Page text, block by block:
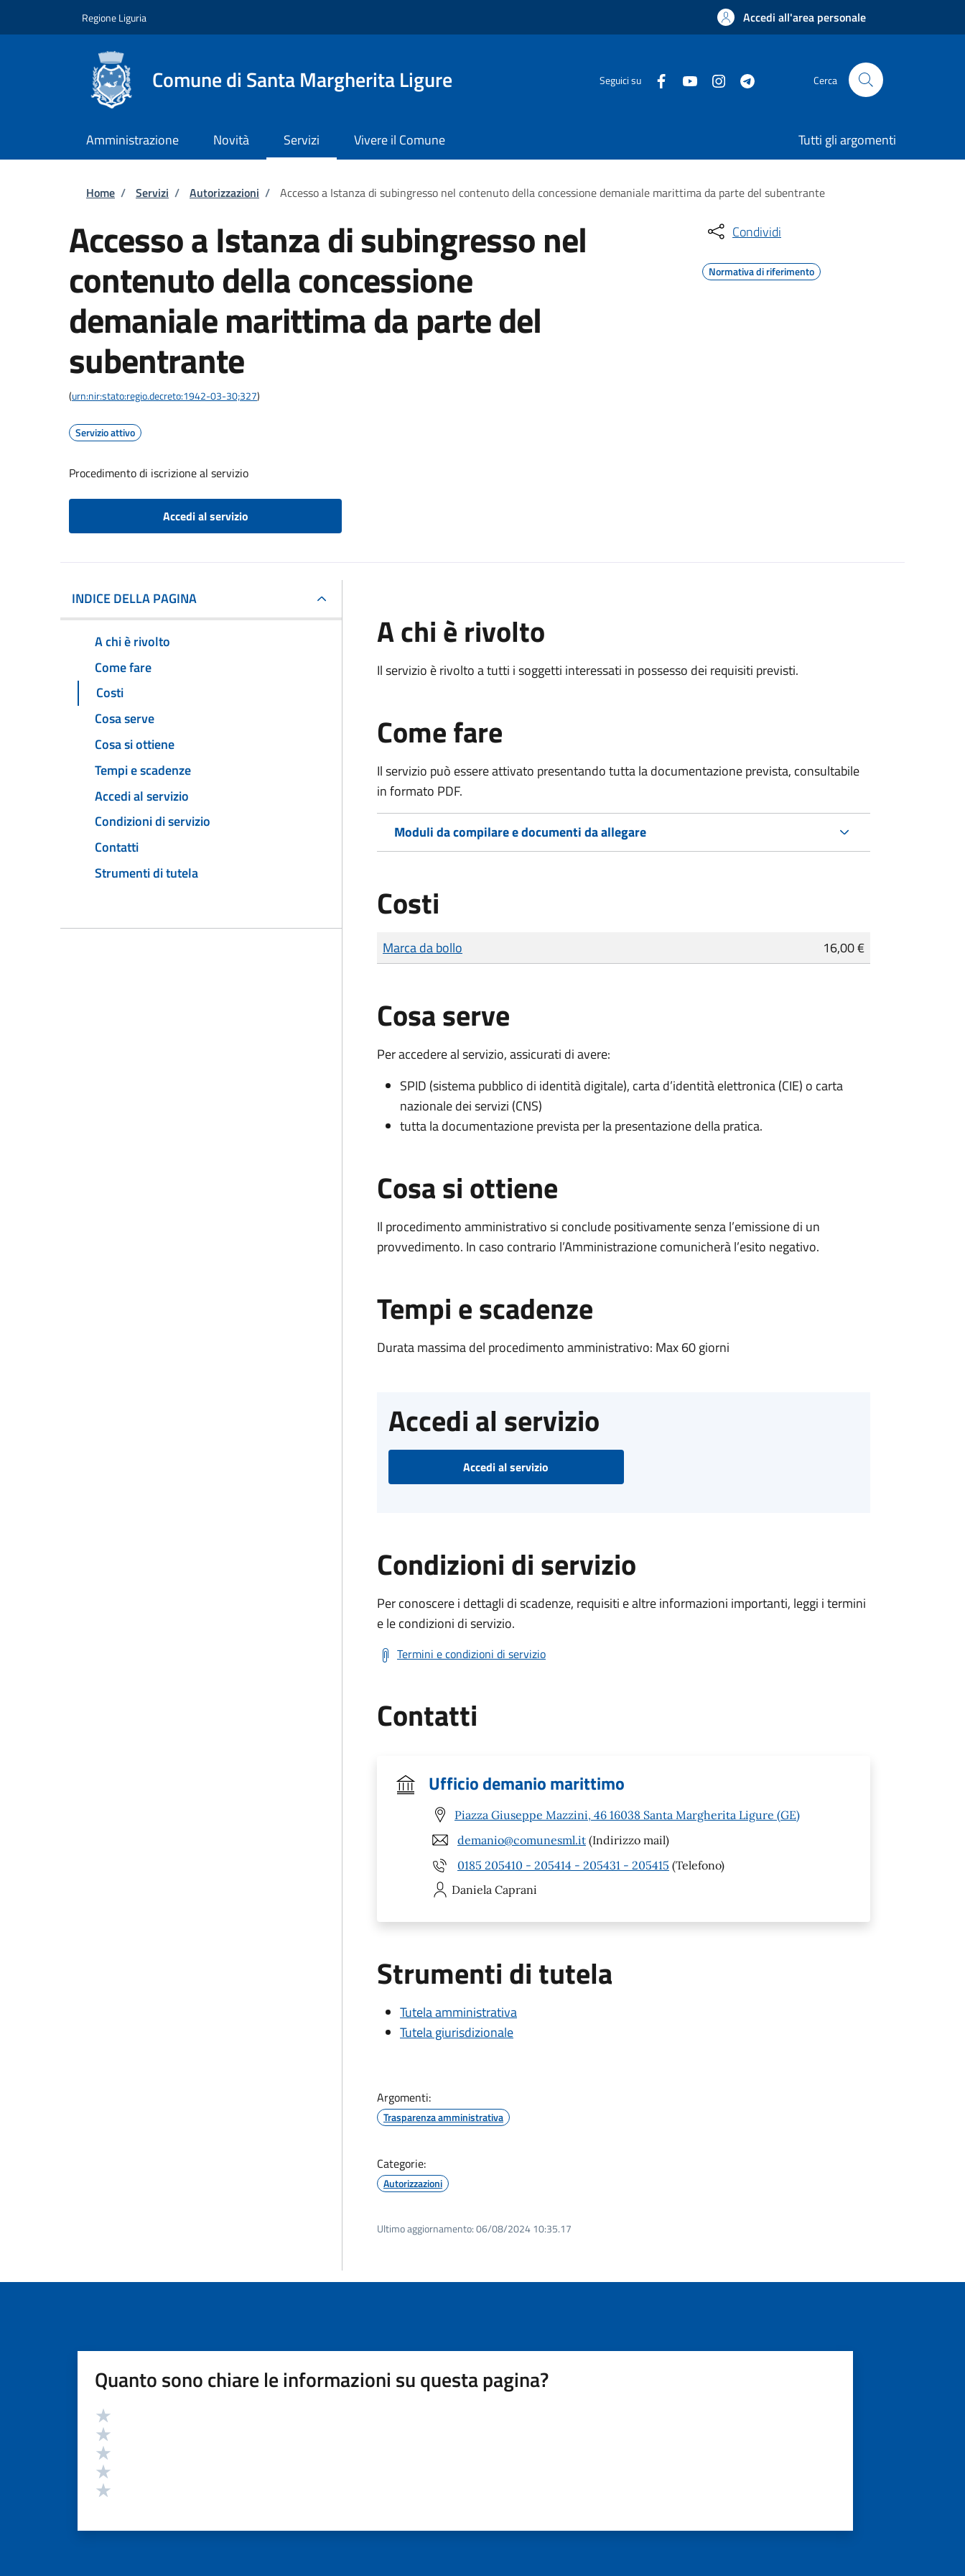
Regione Liguria Accedi all'area personale
Comune di Santa Margherita Ligure Seguici su Cerca
Amministrazione Novità Servizi Vivere il Comune Tutti gli argomenti
Briciole di pane
Home / Servizi / Autorizzazioni / Accesso a Istanza di subingresso nel contenuto della concessione demaniale marittima da parte del subentrante
Accesso a Istanza di subingresso nel
contenuto della concessione
demaniale marittima da parte del
subentrante
(urn:nir:stato:regio.decreto:1942-03-30;327)
Servizio attivo
Procedimento di iscrizione al servizio
Accedi al servizio
Condividi
Normativa di riferimento
INDICE DELLA PAGINA
A chi è rivolto
Come fare
Costi
Cosa serve
Cosa si ottiene
Tempi e scadenze
Accedi al servizio
Condizioni di servizio
Contatti
Strumenti di tutela
A chi è rivolto
Il servizio è rivolto a tutti i soggetti interessati in possesso dei requisiti previsti.
Come fare
Il servizio può essere attivato presentando tutta la documentazione prevista, consultabile
in formato PDF.
Moduli da compilare e documenti da allegare
Costi
Tipo di pagamento
Importo
Marca da bollo 16,00 €
Cosa serve
Per accedere al servizio, assicurati di avere:
SPID (sistema pubblico di identità digitale), carta d’identità elettronica (CIE) o carta
nazionale dei servizi (CNS)
tutta la documentazione prevista per la presentazione della pratica.
Cosa si ottiene
Il procedimento amministrativo si conclude positivamente senza l’emissione di un
provvedimento. In caso contrario l’Amministrazione comunicherà l’esito negativo.
Tempi e scadenze
Durata massima del procedimento amministrativo: Max 60 giorni
Accedi al servizio
Accedi al servizio
Condizioni di servizio
Per conoscere i dettagli di scadenze, requisiti e altre informazioni importanti, leggi i termini
e le condizioni di servizio.
Termini e condizioni di servizio
Contatti
Ufficio demanio marittimo
Piazza Giuseppe Mazzini, 46 16038 Santa Margherita Ligure (GE)
demanio@comunesml.it (Indirizzo mail)
0185 205410 - 205414 - 205431 - 205415 (Telefono)
Daniela Caprani
Strumenti di tutela
Tutela amministrativa
Tutela giurisdizionale
Argomenti:
Trasparenza amministrativa
Categorie:
Autorizzazioni
Ultimo aggiornamento:06/08/2024 10:35.17
Quanto sono chiare le informazioni su questa pagina?
Valutazione